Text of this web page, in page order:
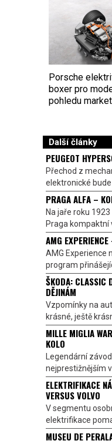
Porsche
boxer pro
pohledu
Další články
PEUGEOT
Přechod z
elektronické
PRAGA ALFA –
Na jaře roku
Praga kompaktní
AMG
AMG Experience
program
ŠKODA: CLASSIC
DĚJINÁM
Vzpomínky na
krásné, ještě
MILLE MIGLIA
KOLO
Legendární
nejprestižnějším
ELEKTRIFIKACE
VERSUS VOLVO
V segmentu
elektrifikace
MUSEU DE